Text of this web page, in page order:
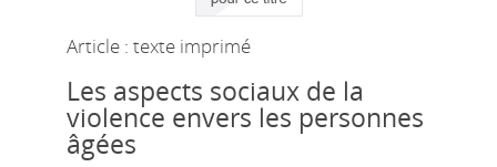
Article : texte imprimé
Les aspects sociaux de la
violence envers les personnes
âgées